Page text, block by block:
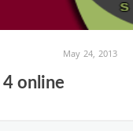
May 24, 2013
4 online